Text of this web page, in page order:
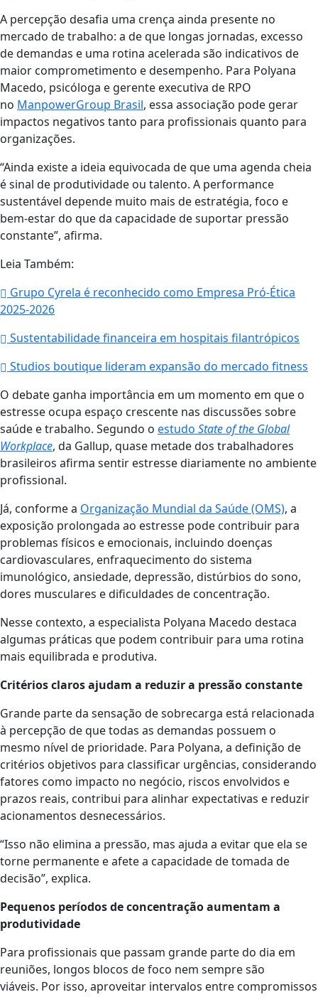
A percepção desafia uma crença ainda presente no
mercado de trabalho: a de que longas jornadas, excesso
de demandas e uma rotina acelerada são indicativos de
maior comprometimento e desempenho. Para Polyana
Macedo, psicóloga e gerente executiva de RPO
no ManpowerGroup Brasil, essa associação pode gerar
impactos negativos tanto para profissionais quanto para
organizações.
“Ainda existe a ideia equivocada de que uma agenda cheia
é sinal de produtividade ou talento. A performance
sustentável depende muito mais de estratégia, foco e
bem-estar do que da capacidade de suportar pressão
constante”, afirma.
Leia Também:
Grupo Cyrela é reconhecido como Empresa Pró-Ética
2025-2026
Sustentabilidade financeira em hospitais filantrópicos
Studios boutique lideram expansão do mercado fitness
O debate ganha importância em um momento em que o
estresse ocupa espaço crescente nas discussões sobre
saúde e trabalho. Segundo o estudo State of the Global
Workplace, da Gallup, quase metade dos trabalhadores
brasileiros afirma sentir estresse diariamente no ambiente
profissional.
Já, conforme a Organização Mundial da Saúde (OMS), a
exposição prolongada ao estresse pode contribuir para
problemas físicos e emocionais, incluindo doenças
cardiovasculares, enfraquecimento do sistema
imunológico, ansiedade, depressão, distúrbios do sono,
dores musculares e dificuldades de concentração.
Nesse contexto, a especialista Polyana Macedo destaca
algumas práticas que podem contribuir para uma rotina
mais equilibrada e produtiva.
Critérios claros ajudam a reduzir a pressão constante
Grande parte da sensação de sobrecarga está relacionada
à percepção de que todas as demandas possuem o
mesmo nível de prioridade. Para Polyana, a definição de
critérios objetivos para classificar urgências, considerando
fatores como impacto no negócio, riscos envolvidos e
prazos reais, contribui para alinhar expectativas e reduzir
acionamentos desnecessários.
“Isso não elimina a pressão, mas ajuda a evitar que ela se
torne permanente e afete a capacidade de tomada de
decisão”, explica.
Pequenos períodos de concentração aumentam a
produtividade
Para profissionais que passam grande parte do dia em
reuniões, longos blocos de foco nem sempre são
viáveis. Por isso, aproveitar intervalos entre compromissos